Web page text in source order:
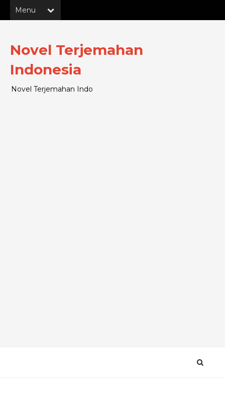
Novel Terjemahan
Indonesia
Novel Terjemahan Indo